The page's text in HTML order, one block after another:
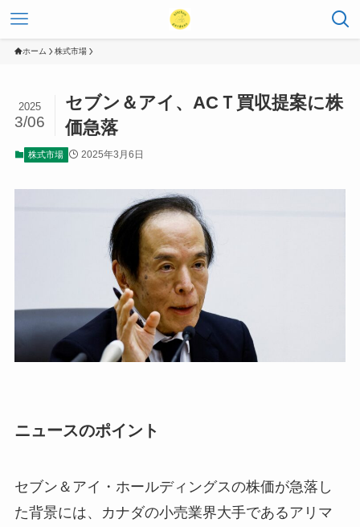
ホーム 株式市場
セブン＆アイ、ACＴ買収提案に株
価急落
2025
3/06
株式市場 2025年3月6日
ニュースのポイント
セブン＆アイ・ホールディングスの株価が急落し
た背景には、カナダの小売業界大手であるアリマ